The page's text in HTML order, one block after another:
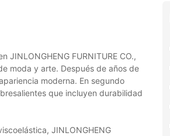
FURNITURE CO.,
moda y arte. Después de años de
moderna. En segundo
que incluyen durabilidad
JINLONGHENG